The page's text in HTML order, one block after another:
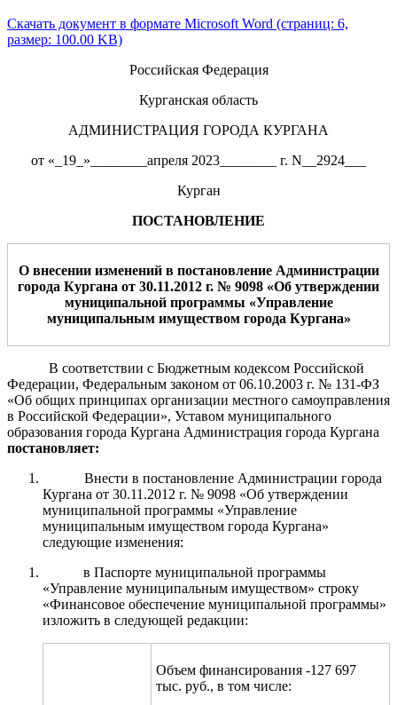
Скачать документ в формате Microsoft Word (страниц: 6,
размер: 100.00 KB)
Российская Федерация
Курганская область
АДМИНИСТРАЦИЯ ГОРОДА КУРГАНА
от «_19_»________апреля 2023________ г. N__2924___
Курган
ПОСТАНОВЛЕНИЕ
О внесении изменений в постановление Администрации
города Кургана от 30.11.2012 г. № 9098 «Об утверждении
муниципальной программы «Управление
муниципальным имуществом города Кургана»
В соответствии с Бюджетным кодексом Российской
Федерации, Федеральным законом от 06.10.2003 г. № 131-ФЗ
«Об общих принципах организации местного самоуправления
в Российской Федерации», Уставом муниципального
образования города Кургана Администрация города Кургана
постановляет:
Внести в постановление Администрации города
Кургана от 30.11.2012 г. № 9098 «Об утверждении
муниципальной программы «Управление
муниципальным имуществом города Кургана»
следующие изменения:
в Паспорте муниципальной программы
«Управление муниципальным имуществом» строку
«Финансовое обеспечение муниципальной программы»
изложить в следующей редакции:
Объем финансирования -127 697
тыс. руб., в том числе: